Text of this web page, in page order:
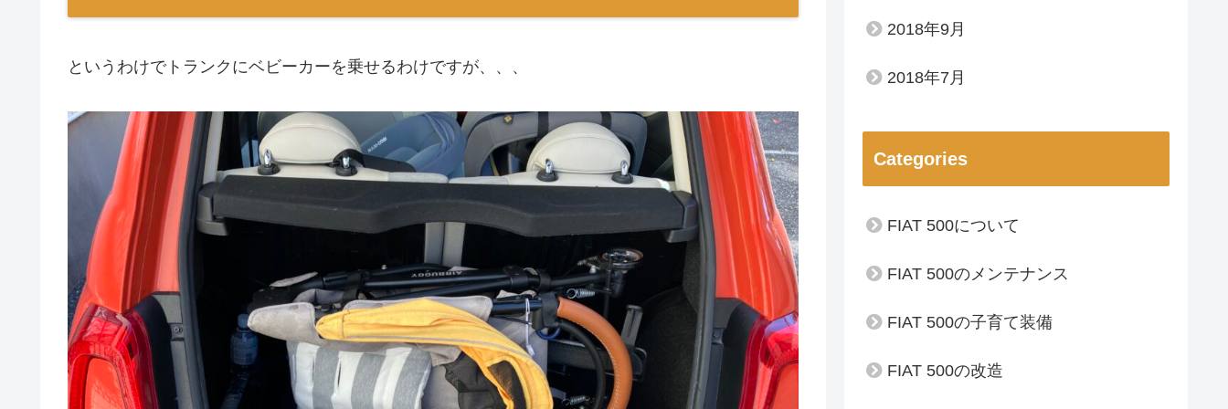
というわけでトランクにベビーカーを乗せるわけですが、、、
2018年9月
2018年7月
Categories
FIAT 500について
FIAT 500のメンテナンス
FIAT 500の子育て装備
FIAT 500の改造